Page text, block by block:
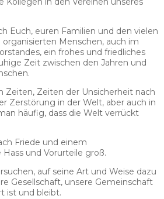
Euch, euren Familien und den vielen
Menschen, auch im
ein frohes und friedliches
Zeit zwischen den Jahren und
Zeiten, Zeiten der Unsicherheit nach
Zerstörung in der Welt, aber auch in
häufig, dass die Welt verrückt
Friede und einem
und Vorurteile groß.
auf seine Art und Weise dazu
Gesellschaft, unsere Gemeinschaft
ist und bleibt.